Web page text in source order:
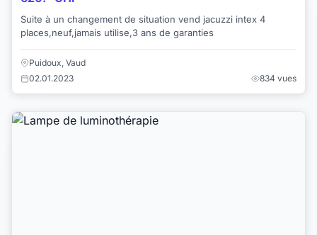
Suite à un changement de situation vend jacuzzi intex 4
places,neuf,jamais utilise,3 ans de garanties
Puidoux, Vaud
02.01.2023
834 vues